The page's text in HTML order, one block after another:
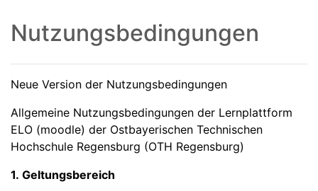
Nutzungsbedingungen
Neue Version der Nutzungsbedingungen
Allgemeine Nutzungsbedingungen der Lernplattform
ELO (moodle) der Ostbayerischen Technischen
Hochschule Regensburg (OTH Regensburg)
1. Geltungsbereich